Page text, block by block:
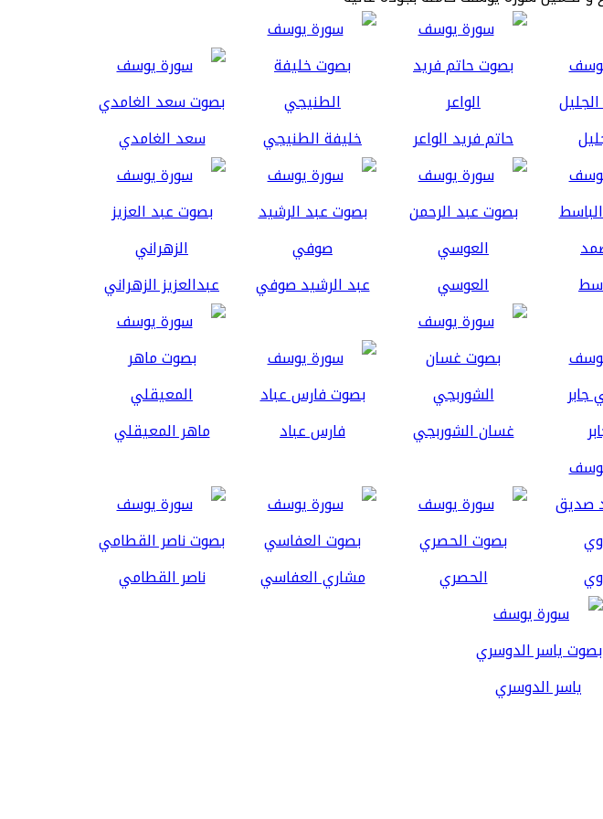
حاتم فريد الواعر خليفة الطنيجي سعد الغامدي
العوسي عبد الرشيد صوفي عبدالعزيز الزهراني
غسان الشوربجي فارس عباد ماهر المعيقلي
الحصري مشاري العفاسي ناصر القطامي
ياسر الدوسري